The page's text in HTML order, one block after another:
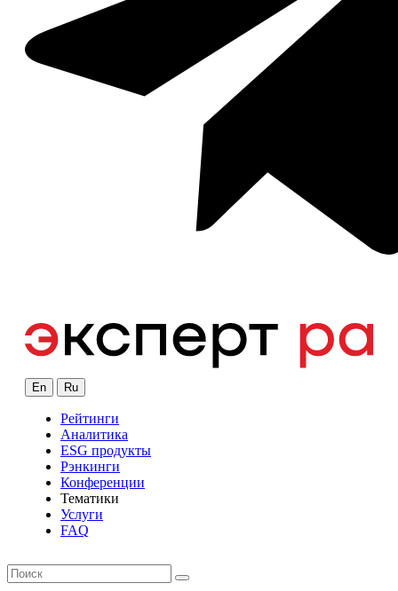
En Ru
Рейтинги
Аналитика
ESG продукты
Рэнкинги
Конференции
Тематики
Услуги
FAQ